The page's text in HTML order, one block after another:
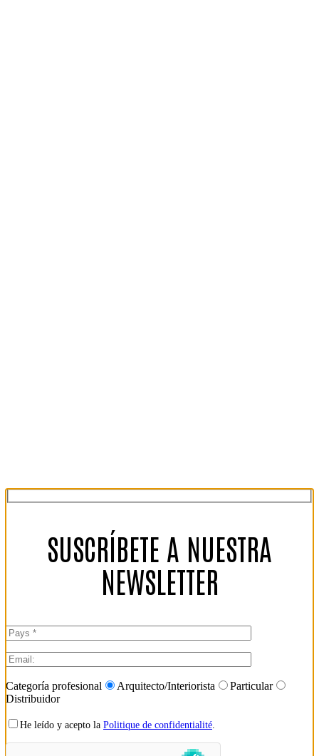
SUSCRÍBETE A NUESTRA
NEWSLETTER
Categoría profesional Arquitecto/Interiorista
Particular
Distribuidor
He leído y acepto la Politique de confidentialité